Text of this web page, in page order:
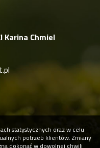
Karina Chmiel
statystycznych oraz w celu
potrzeb klientów. Zmiany
dokonać w dowolnej chwili